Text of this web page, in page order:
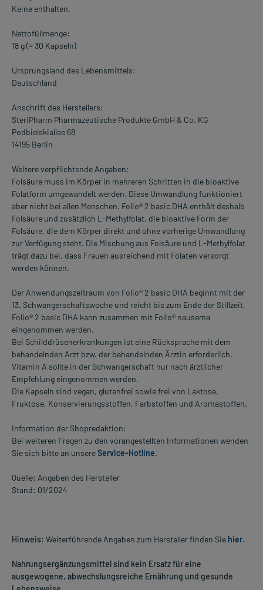
Keine enthalten.
Nettofüllmenge:
18 g (= 30 Kapseln)
Ursprungsland des Lebensmittels:
Deutschland
Anschrift des Herstellers:
SteriPharm Pharmazeutische Produkte GmbH & Co. KG
Podbielskiallee 68
14195 Berlin
Weitere verpflichtende Angaben:
Folsäure muss im Körper in mehreren Schritten in die bioaktive
Folatform umgewandelt werden. Diese Umwandlung funktioniert
aber nicht bei allen Menschen. Folio® 2 basic DHA enthält deshalb
Folsäure und zusätzlich L-Methylfolat, die bioaktive Form der
Folsäure, die dem Körper direkt und ohne vorherige Umwandlung
zur Verfügung steht. Die Mischung aus Folsäure und L-Methylfolat
trägt dazu bei, dass Frauen ausreichend mit Folaten versorgt
werden können.
Der Anwendungszeitraum von Folio® 2 basic DHA beginnt mit der
13. Schwangerschaftswoche und reicht bis zum Ende der Stillzeit.
Folio® 2 basic DHA kann zusammen mit Folio® nausema
eingenommen werden.
Bei Schilddrüsenerkrankungen ist eine Rücksprache mit dem
behandelnden Arzt bzw. der behandelnden Ärztin erforderlich.
Vitamin A sollte in der Schwangerschaft nur nach ärztlicher
Empfehlung eingenommen werden.
Die Kapseln sind vegan, glutenfrei sowie frei von Laktose,
Fruktose, Konservierungsstoffen, Farbstoffen und Aromastoffen.
Information der Shopredaktion:
Bei weiteren Fragen zu den vorangestellten Informationen wenden
Sie sich bitte an unsereService-Hotline.
Quelle: Angaben des Hersteller
Stand: 01/2024
Hinweis: Weiterführende Angaben zum Hersteller finden Sie hier.
Nahrungsergänzungsmittel sind kein Ersatz für eine
ausgewogene, abwechslungsreiche Ernährung und gesunde